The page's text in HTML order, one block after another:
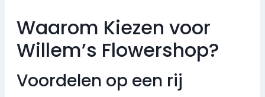
Waarom Kiezen voor
Willem’s Flowershop?
Voordelen op een rij